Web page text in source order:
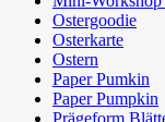
Ostergoodie
Osterkarte
Ostern
Paper Pumkin
Paper Pumpkin
Prägeform